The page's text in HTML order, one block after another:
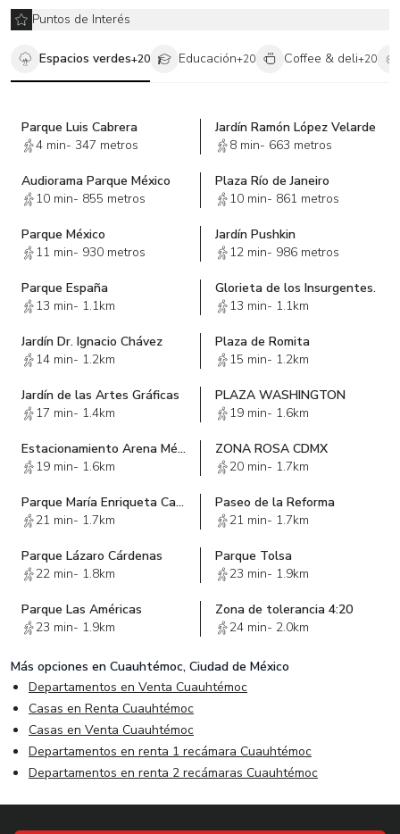
Puntos de Interés
Espacios verdes+20 Educación+20 Coffee & deli+20
Parque Luis Cabrera
4 min- 347 metros
Jardín Ramón López Velarde
8 min- 663 metros
Audiorama Parque México
10 min- 855 metros
Plaza Río de Janeiro
10 min- 861 metros
Parque México
11 min- 930 metros
Jardín Pushkin
12 min- 986 metros
Parque España
13 min- 1.1km
Glorieta de los Insurgentes.
13 min- 1.1km
Jardín Dr. Ignacio Chávez
14 min- 1.2km
Plaza de Romita
15 min- 1.2km
Jardín de las Artes Gráficas
17 min- 1.4km
PLAZA WASHINGTON
19 min- 1.6km
Estacionamiento Arena México
19 min- 1.6km
ZONA ROSA CDMX
20 min- 1.7km
Parque María Enriqueta Camarillo
21 min- 1.7km
Paseo de la Reforma
21 min- 1.7km
Parque Lázaro Cárdenas
22 min- 1.8km
Parque Tolsa
23 min- 1.9km
Parque Las Américas
23 min- 1.9km
Zona de tolerancia 4:20
24 min- 2.0km
Más opciones en Cuauhtémoc, Ciudad de México
Departamentos en Venta Cuauhtémoc
Casas en Renta Cuauhtémoc
Casas en Venta Cuauhtémoc
Departamentos en renta 1 recámara Cuauhtémoc
Departamentos en renta 2 recámaras Cuauhtémoc